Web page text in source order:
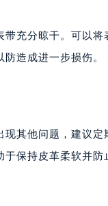
带充分晾干。可以
造成进一步损伤。
现其他问题，建议
保持皮革柔软并防